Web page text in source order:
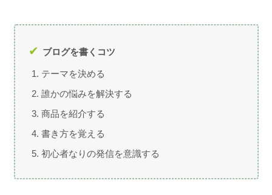
ブログを書くコツ
テーマを決める
誰かの悩みを解決する
商品を紹介する
書き方を覚える
初心者なりの発信を意識する